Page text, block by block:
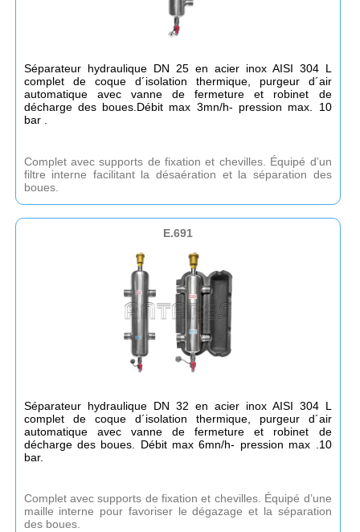
Séparateur hydraulique DN 25 en acier inox AISI 304 L
complet de coque d´isolation thermique, purgeur d´air
automatique avec vanne de fermeture et robinet de
décharge des boues.Débit max 3mn/h- pression max. 10
bar .
Complet avec supports de fixation et chevilles. Équipé d’un
filtre interne facilitant la désaération et la séparation des
boues.
E.691
Séparateur hydraulique DN 32 en acier inox AISI 304 L
complet de coque d´isolation thermique, purgeur d´air
automatique avec vanne de fermeture et robinet de
décharge des boues. Débit max 6mn/h- pression max .10
bar.
Complet avec supports de fixation et chevilles. Équipé d’une
maille interne pour favoriser le dégazage et la séparation
des boues.